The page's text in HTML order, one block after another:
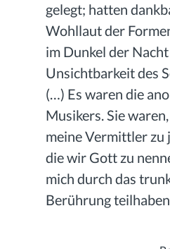
gelegt; hatten
Wohllaut der
im Dunkel der
Unsichtbarkeit des
(…) Es waren die
Musikers. Sie
meine Vermittler zu
die wir Gott zu
mich durch das
Berührung